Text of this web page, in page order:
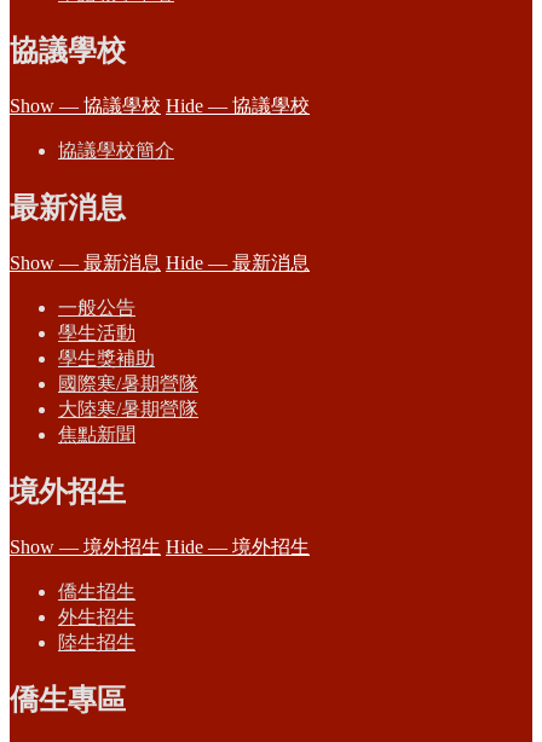
協議學校
Show — 協議學校 Hide — 協議學校
協議學校簡介
最新消息
Show — 最新消息 Hide — 最新消息
一般公告
學生活動
學生獎補助
國際寒/暑期營隊
大陸寒/暑期營隊
焦點新聞
境外招生
Show — 境外招生 Hide — 境外招生
僑生招生
外生招生
陸生招生
僑生專區